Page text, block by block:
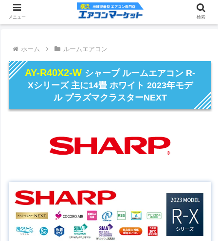
ホーム ルームエアコン
AY-R40X2-W シャープ ルームエアコン R-
Xシリーズ 主に14畳 ホワイト 2023年モデ
ル プラズマクラスターNEXT
メニュー 検索